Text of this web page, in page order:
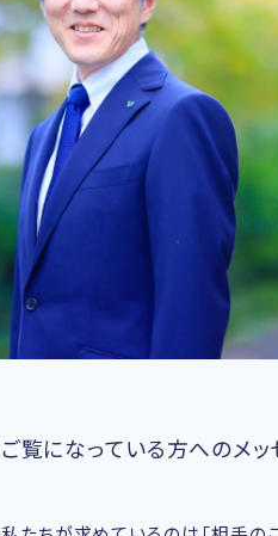
ご覧になっている方へのメッ